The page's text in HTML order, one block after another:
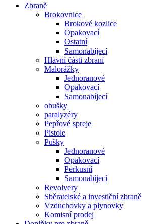
Zbraně
Brokovnice
Brokové kozlice
Opakovací
Ostatní
Samonabíjecí
Hlavní části zbraní
Malorážky
Jednoranové
Opakovací
Samonabíjecí
obušky
paralyzéry
Pepřové spreje
Pistole
Pušky
Jednoranové
Opakovací
Perkusní
Samonabíjecí
Revolvery
Sběratelské a investiční zbraně
Vzduchovky a plynovky
Komisní prodej